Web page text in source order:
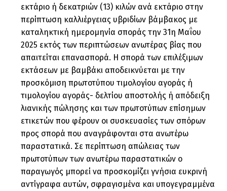
εκτάριο ή δεκατριών (13) κιλών ανά εκτάριο στην
περίπτωση καλλιέργειας υβριδίων βάμβακος με
καταληκτική ημερομηνία σποράς την 31η Μαΐου
2025 εκτός των περιπτώσεων ανωτέρας βίας που
απαιτείται επανασπορά. Η σπορά των επιλέξιμων
εκτάσεων με βαμβάκι αποδεικνύεται με την
προσκόμιση πρωτοτύπου τιμολογίου αγοράς ή
τιμολογίου αγοράς- δελτίου αποστολής ή απόδειξη
λιανικής πώλησης και των πρωτοτύπων επίσημων
ετικετών που φέρουν οι συσκευασίες των σπόρων
προς σπορά που αναγράφονται στα ανωτέρω
παραστατικά. Σε περίπτωση απώλειας των
πρωτοτύπων των ανωτέρω παραστατικών ο
παραγωγός μπορεί να προσκομίζει γνήσια ευκρινή
αντίγραφα αυτών, σφραγισμένα και υπογεγραμμένα